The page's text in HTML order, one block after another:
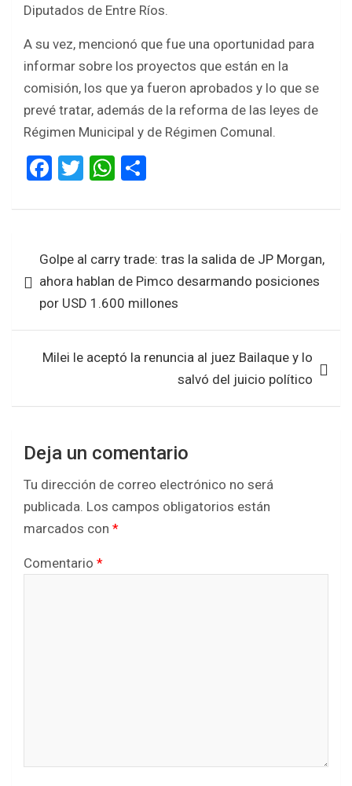
Diputados de Entre Ríos.
A su vez, mencionó que fue una oportunidad para
informar sobre los proyectos que están en la
comisión, los que ya fueron aprobados y lo que se
prevé tratar, además de la reforma de las leyes de
Régimen Municipal y de Régimen Comunal.
F
ce
o
o
T
tt
W
at
A
p
ar
entradas
Golpe al carry trade: tras la salida de JP Morgan,
ahora hablan de Pimco desarmando posiciones
por USD 1.600 millones
Milei le aceptó la renuncia al juez Bailaque y lo
salvó del juicio político
Deja un comentario
Tu dirección de correo electrónico no será
publicada. Los campos obligatorios están
marcados con *
Comentario *